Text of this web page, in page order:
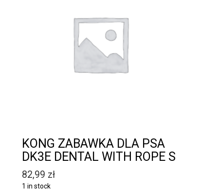
KONG ZABAWKA DLA PSA
DK3E DENTAL WITH ROPE S
82,99 zł
1 in stock